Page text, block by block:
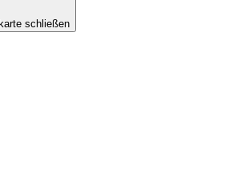
schließen